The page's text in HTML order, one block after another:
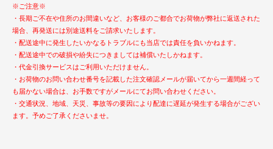
※ご注意※
・長期ご不在や住所のお間違いなど、お客様のご都合でお荷物が弊社に返送された
場合、再発送には別途送料をご請求いたします。
・配送途中に発生したいかなるトラブルにも当店では責任を負いかねます。
・配送途中での破損や紛失につきましては補償いたしかねます。
・代金引換サービスはご利用いただけません。
・お荷物のお問い合わせ番号を記載した注文確認メールが届いてから一週間経って
も届かない場合は、お手数ですがメールにてお問い合わせください。
・交通状況、地域、天災、事故等の要因により配達に遅延が発生する場合がござい
ます。予めご了承くださいませ。